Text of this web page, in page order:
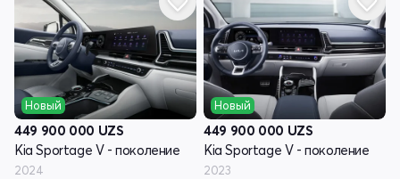
Новый
449 900 000 UZS
Kia Sportage V - поколение
2024
Новый
449 900 000 UZS
Kia Sportage V - поколение
2023